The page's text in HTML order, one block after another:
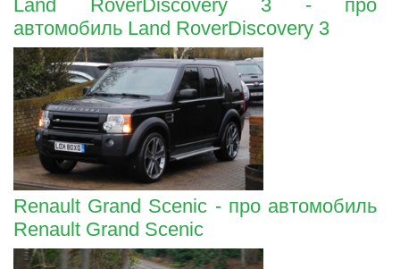
Land RoverDiscovery 3 - про
автомобиль Land RoverDiscovery 3
Renault Grand Scenic - про автомобиль
Renault Grand Scenic